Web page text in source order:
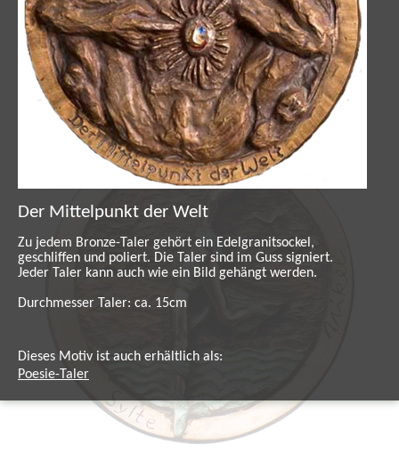
Der Mittelpunkt der Welt
Zu jedem Bronze-Taler gehört ein Edelgranitsockel,
geschliffen und poliert. Die Taler sind im Guss signiert.
Jeder Taler kann auch wie ein Bild gehängt werden.
Durchmesser Taler: ca. 15cm
Dieses Motiv ist auch erhältlich als:
Poesie-Taler
Auflage 99 Exemplare, signiert. Zertifikat zu
jedem Taler, Handsignierte kleine kolorierte
Grafik. Einige Motive durch Kristalle attraktiv
veredelt.